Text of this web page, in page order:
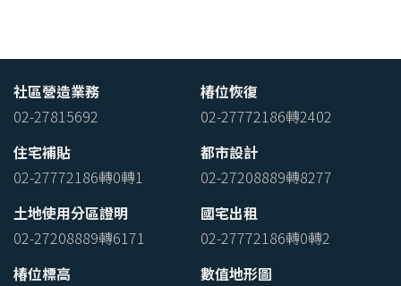
社區營造業務
02-27815692
椿位恢復
02-27772186轉2402
住宅補貼
02-27772186轉0轉1
都市設計
02-27208889轉8277
土地使用分區證明
02-27208889轉6171
國宅出租
02-27772186轉0轉2
椿位標高
數值地形圖